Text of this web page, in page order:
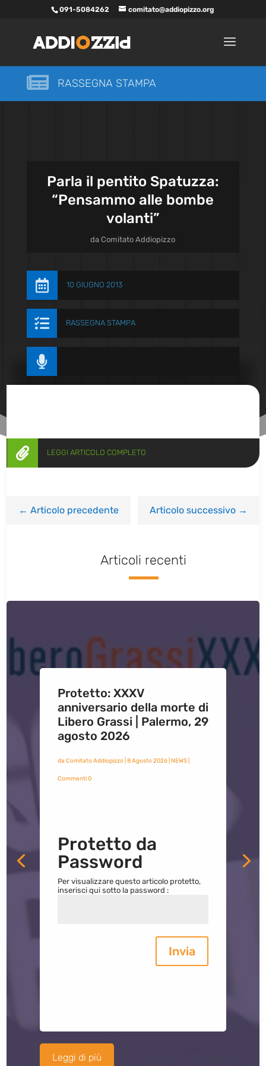
091-5084262 comitato@addiopizzo.org
 RASSEGNA STAMPA
Parla il pentito Spatuzza:
“Pensammo alle bombe
volanti”
daComitato Addiopizzo
 10 GIUGNO 2013
 RASSEGNA STAMPA

 LEGGI ARTICOLO COMPLETO
←Articolo precedente Articolo successivo→
Articoli recenti
Protetto: XXXV
anniversario della morte di
Libero Grassi | Palermo, 29
agosto 2026
da Comitato Addiopizzo| 8 Agosto 2026| NEWS|
Commenti 0
Protetto da
Password
Per visualizzare questo articolo protetto,
inserisci qui sotto la password :
Invia
Leggi di più